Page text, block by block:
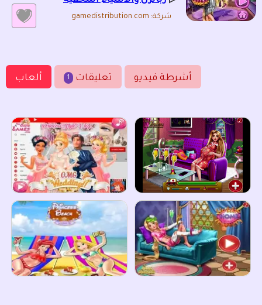
شركة: gamedistribution.com
ألعاب 1 تعليقات أشرطة فيديو